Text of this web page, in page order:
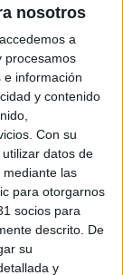
nosotros
a
procesamos
e información
y contenido
Con su
datos de
mediante las
para otorgarnos
socios para
descrito. De
su
y
tan sencillo
libera
energía.
la mañana con
a conseguir lo
de que
al triunfo.
en
en cada